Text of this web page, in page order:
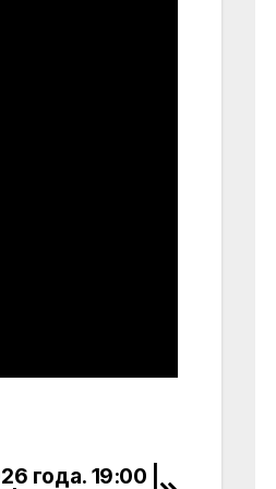
года. 19:00 |